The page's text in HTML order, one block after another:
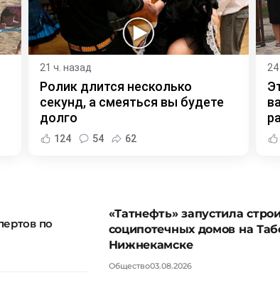
21 ч. назад
Ролик длится несколько
секунд, а смеяться вы будете
долго
124 54 62
по
«Татнефть» запустила
соципотечных домов на
Нижнекамске
Общество03.08.2026